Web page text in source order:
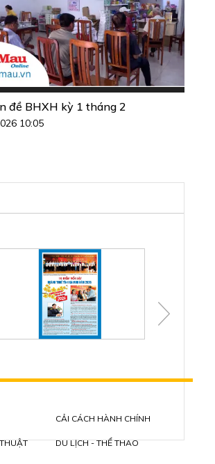
đề BHXH kỳ 1 tháng 2
10:05
CẢI CÁCH HÀNH CHÍNH
DU LỊCH - THỂ THAO